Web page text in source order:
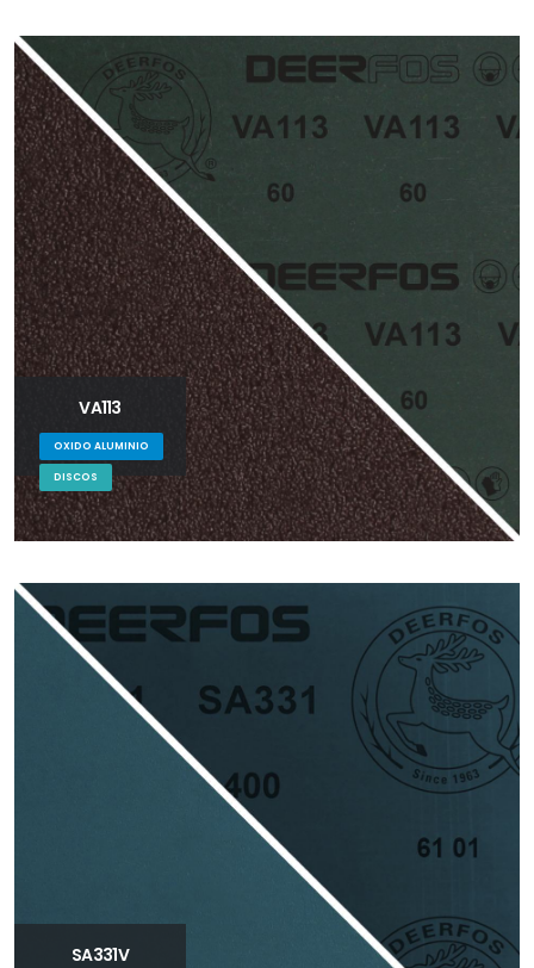
VA113
OXIDO ALUMINIO
DISCOS
SA331V